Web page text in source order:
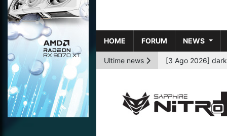
HOME FORUM NEWS
Ultime news